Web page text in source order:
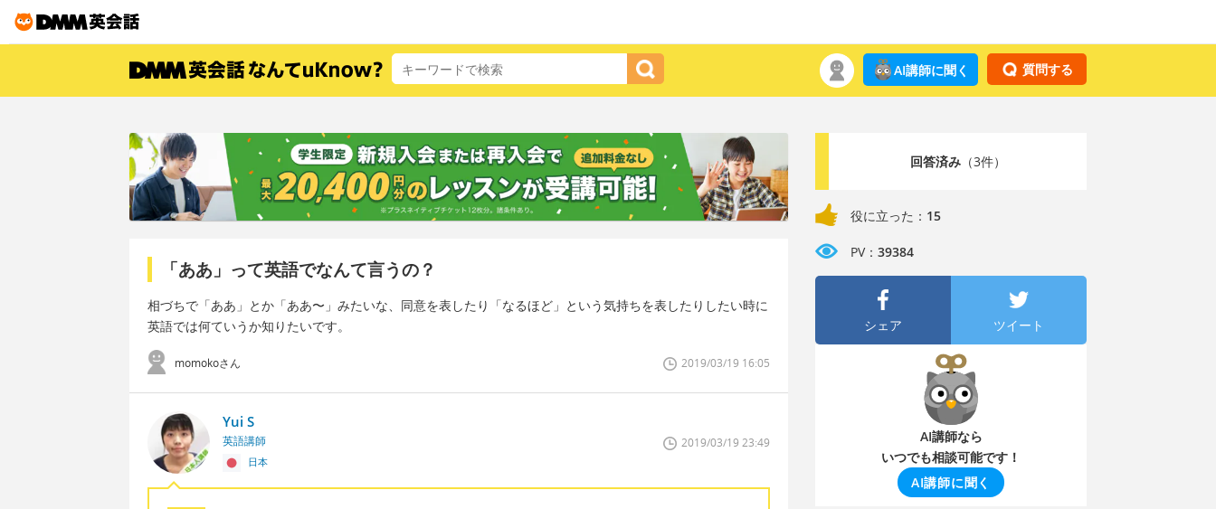
質問する
AI講師に聞く
「ああ」って英語でなんて言うの？
相づちで「ああ」とか「ああ〜」みたいな、同意を表したり「なるほど」という気持ちを表したりしたい時に
英語では何ていうか知りたいです。
momokoさん 2019/03/19 16:05
Yui S
英語講師
日本
2019/03/19 23:49
回答済み（3件）
役に立った： 15
PV： 39384
シェア ツイート
AI講師なら
いつでも相談可能です！
AI講師に聞く